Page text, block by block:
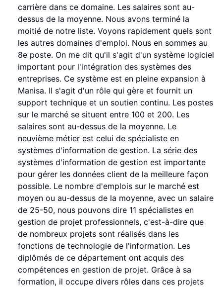
carrière dans ce domaine. Les salaires sont au-
dessus de la moyenne. Nous avons terminé la
moitié de notre liste. Voyons rapidement quels sont
les autres domaines d'emploi. Nous en sommes au
8e poste. On me dit qu'il s'agit d'un système logiciel
important pour l'intégration des systèmes des
entreprises. Ce système est en pleine expansion à
Manisa. Il s'agit d'un rôle qui gère et fournit un
support technique et un soutien continu. Les postes
sur le marché se situent entre 100 et 200. Les
salaires sont au-dessus de la moyenne. Le
neuvième métier est celui de spécialiste en
systèmes d'information de gestion. La série des
systèmes d'information de gestion est importante
pour gérer les données client de la meilleure façon
possible. Le nombre d'emplois sur le marché est
moyen ou au-dessus de la moyenne, avec un salaire
de 25-50, nous pouvons dire 11 spécialistes en
gestion de projet professionnels, c'est-à-dire que
de nombreux projets sont réalisés dans les
fonctions de technologie de l'information. Les
diplômés de ce département ont acquis des
compétences en gestion de projet. Grâce à sa
formation, il occupe divers rôles dans ces projets